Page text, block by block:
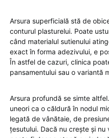
Arsura superficială stă de
conturul plasturelui. Poate
când materialul sutienului
exact în forma adezivului, e
În astfel de cazuri, clinica
pansamentului sau o variantă
Arsura profundă se simte
uneori ca o căldură în nodul
legată de vânătaie, de
țesutului. Dacă nu crește și